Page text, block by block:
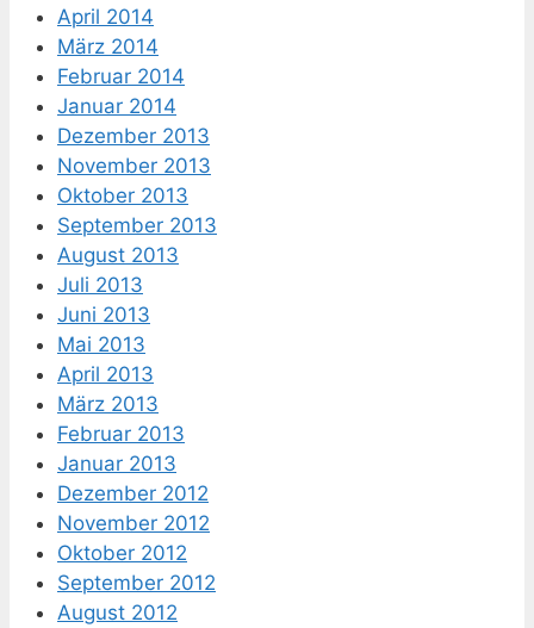
April 2014
März 2014
Februar 2014
Januar 2014
Dezember 2013
November 2013
Oktober 2013
September 2013
August 2013
Juli 2013
Juni 2013
Mai 2013
April 2013
März 2013
Februar 2013
Januar 2013
Dezember 2012
November 2012
Oktober 2012
September 2012
August 2012